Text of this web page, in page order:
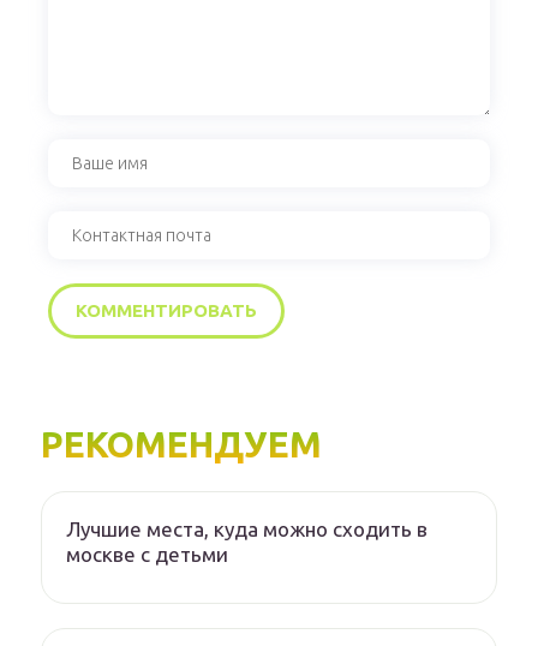
РЕКОМЕНДУЕМ
Лучшие места, куда можно сходить в
москве с детьми